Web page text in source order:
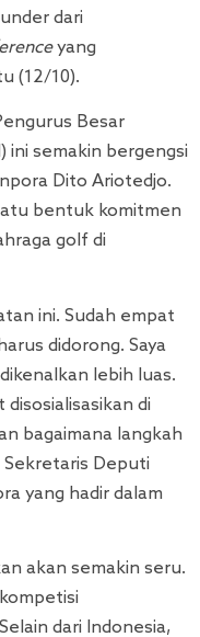
dari
yang
(12/10).
Besar
ini semakin bergengsi
Dito Ariotedjo.
bentuk komitmen
golf di
ini. Sudah empat
didorong. Saya
lebih luas.
di
bagaimana langkah
Sekretaris Deputi
yang hadir dalam
akan semakin seru.
dari Indonesia,